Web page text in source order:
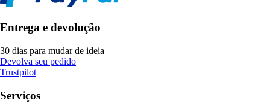
Entrega e devolução
30 dias para mudar de ideia
Devolva seu pedido
Trustpilot
Serviços